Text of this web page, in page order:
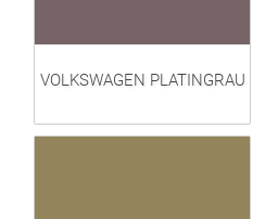
VOLKSWAGEN PLATINGRAU